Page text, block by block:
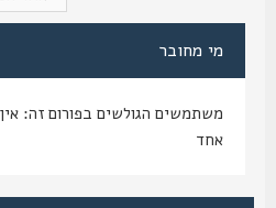
מי מחובר
משתמשים הגולשים בפורום זה: אין